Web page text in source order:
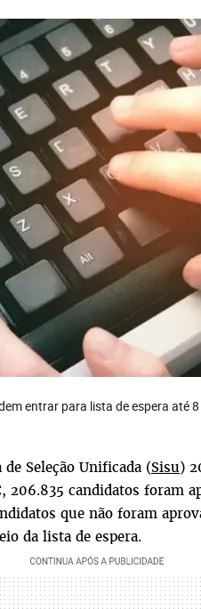
entrar para lista de espera até
Seleção Unificada (Sisu)
206.835 candidatos foram
que não foram
da lista de espera.